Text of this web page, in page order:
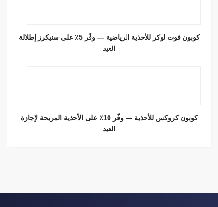
كوبون فوت لوكر للأحذية الرياضية — وفّر 5٪ على سنيكرز إطلالة
العيد
كوبون كروكس للأحذية — وفّر 10٪ على الأحذية المريحة لإجازة
العيد